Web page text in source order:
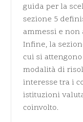
guida per la
sezione 5
ammessi e
Infine, la
cui si
modalità di
interesse tra i
istituzioni
coinvolto.